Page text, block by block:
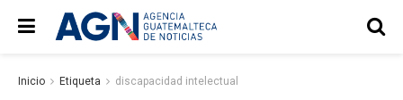
Inicio Etiqueta discapacidad intelectual